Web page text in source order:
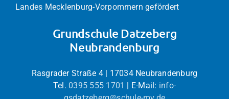
Landes Mecklenburg-Vorpommern gefördert
Grundschule Datzeberg
Neubrandenburg
Rasgrader Straße 4 | 17034 Neubrandenburg
Tel. 0395 555 1701 | E-Mail: info-